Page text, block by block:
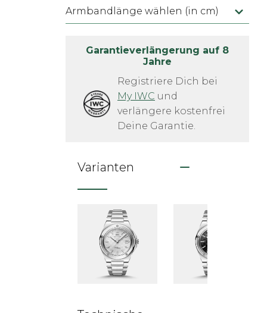
Armbandlänge wählen (in cm)
Garantieverlängerung auf 8
Jahre
Registriere Dich bei
My IWC und
verlängere kostenfrei
Deine Garantie.
Varianten